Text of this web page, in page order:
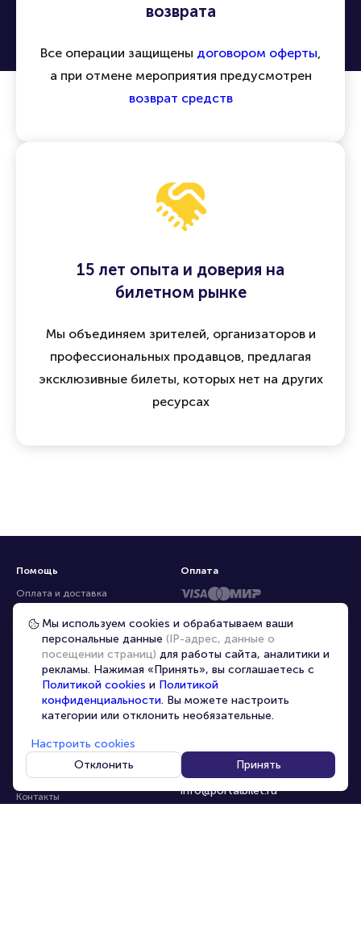
возврата
Все операции защищены договором оферты,
а при отмене мероприятия предусмотрен
возврат средств
15 лет опыта и доверия на
билетном рынке
Мы объединяем зрителей, организаторов и
профессиональных продавцов, предлагая
эксклюзивные билеты, которых нет на других
ресурсах
Помощь
Оплата и доставка
Частые вопросы
Перепродажа билетов
Организаторам
Корпоративным клиентам
VIP-билеты
Персональные данные
О компании
Контакты
8-800-500-42-62
8-499-226-15-14
info@portalbilet.ru
С 10:00 до 21:00,
Оплата
Мы используем cookies и обрабатываем ваши
персональные данные (IP-адрес, данные о
посещении страниц) для работы сайта, аналитики и
рекламы. Нажимая «Принять», вы соглашаетесь с
Политикой cookies и Политикой
конфиденциальности. Вы можете настроить
категории или отклонить необязательные.
Настроить cookies
Отклонить
Принять